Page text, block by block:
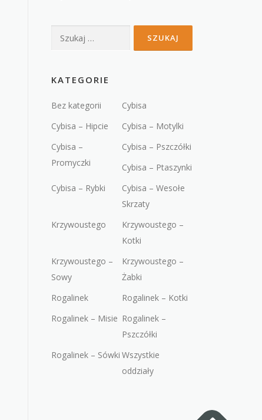
Szukaj:
KATEGORIE
Bez kategorii
Cybisa
Cybisa – Hipcie
Cybisa – Motylki
Cybisa –
Promyczki
Cybisa – Pszczółki
Cybisa – Ptaszynki
Cybisa – Rybki
Cybisa – Wesołe
Skrzaty
Krzywoustego
Krzywoustego –
Kotki
Krzywoustego –
Sowy
Krzywoustego –
Żabki
Rogalinek
Rogalinek – Kotki
Rogalinek – Misie Rogalinek –
Pszczółki
Rogalinek – Sówki Wszystkie
oddziały